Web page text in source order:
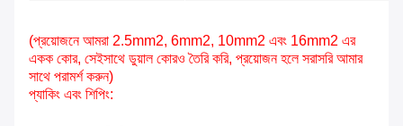
(প্রয়োজনে আমরা 2.5mm2, 6mm2, 10mm2 এবং 16mm2 এর
একক কোর, সেইসাথে ডুয়াল কোরও তৈরি করি, প্রয়োজন হলে সরাসরি আমার
সাথে পরামর্শ করুন)
প্যাকিং এবং শিপিং: